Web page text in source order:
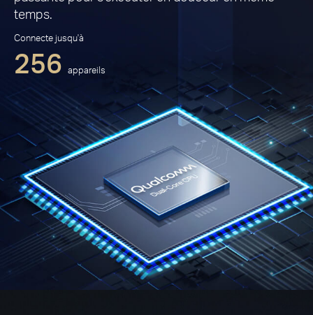
temps.
Connecte jusqu'à
256 appareils